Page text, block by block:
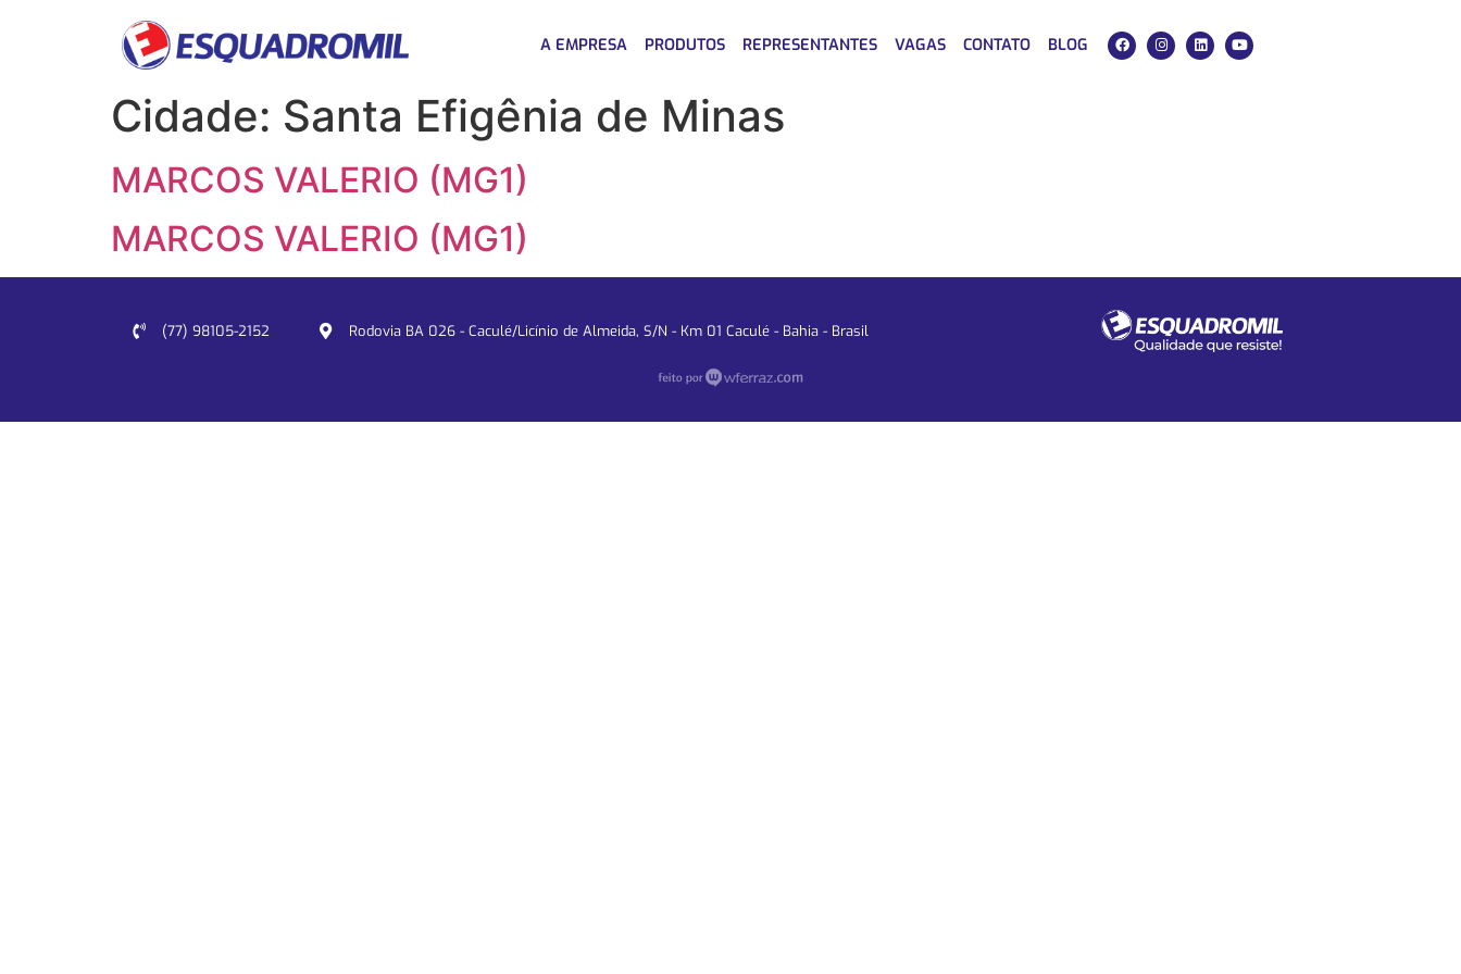
A EMPRESA PRODUTOS REPRESENTANTES VAGAS CONTATO BLOG
Cidade: Santa Efigênia de Minas
MARCOS VALERIO (MG1)
MARCOS VALERIO (MG1)
(77) 98105-2152 Rodovia BA 026 - Caculé/Licínio de Almeida, S/N - Km 01 Caculé - Bahia - Brasil